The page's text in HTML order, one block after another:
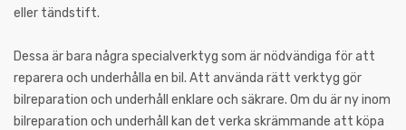
eller tändstift.
Dessa är bara några specialverktyg som är nödvändiga för att
reparera och underhålla en bil. Att använda rätt verktyg gör
bilreparation och underhåll enklare och säkrare. Om du är ny inom
bilreparation och underhåll kan det verka skrämmande att köpa